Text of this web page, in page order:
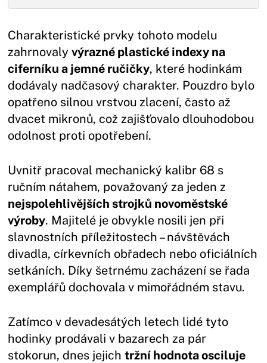
Charakteristické prvky tohoto modelu
zahrnovalyvýrazné plastické indexy na
ciferníku a jemné ručičky, které hodinkám
dodávaly nadčasový charakter. Pouzdro bylo
opatřeno silnou vrstvou zlacení, často až
dvacet mikronů, což zajišťovalo dlouhodobou
odolnost proti opotřebení.
Uvnitř pracoval mechanický kalibr 68 s
ručním nátahem, považovaný za jeden z
nejspolehlivějších strojků novoměstské
výroby. Majitelé je obvykle nosili jen při
slavnostních příležitostech – návštěvách
divadla, církevních obřadech nebo oficiálních
setkáních. Díky šetrnému zacházení se řada
exemplářů dochovala v mimořádném stavu.
Zatímco v devadesátých letech lidé tyto
hodinky prodávali v bazarech za pár
stokorun, dnes jejichtržní hodnota osciluje